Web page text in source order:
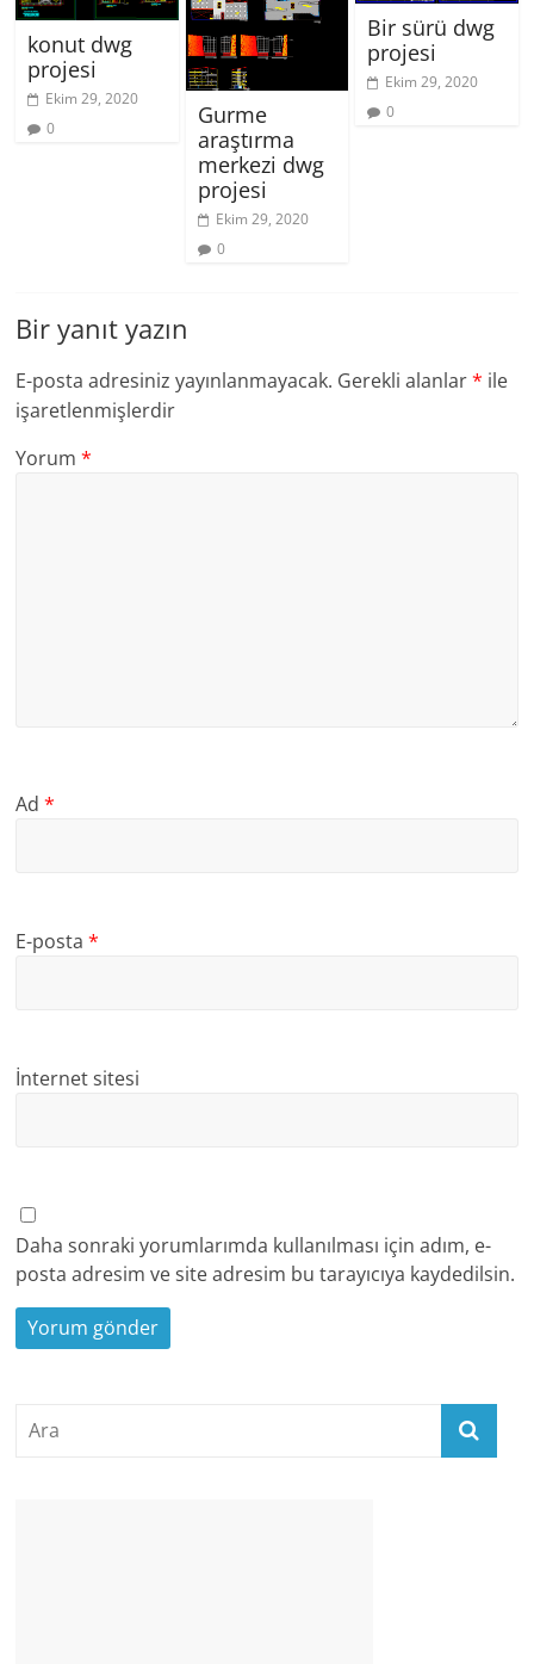
konut dwg
projesi
Ekim 29, 2020
0
Gurme
araştırma
merkezi dwg
projesi
Ekim 29, 2020
0
Bir sürü dwg
projesi
Ekim 29, 2020
0
Bir yanıt yazın
E-posta adresiniz yayınlanmayacak. Gerekli alanlar* ile
işaretlenmişlerdir
Yorum*
Ad*
E-posta*
İnternet sitesi
Daha sonraki yorumlarımda kullanılması için adım, e-
posta adresim ve site adresim bu tarayıcıya kaydedilsin.